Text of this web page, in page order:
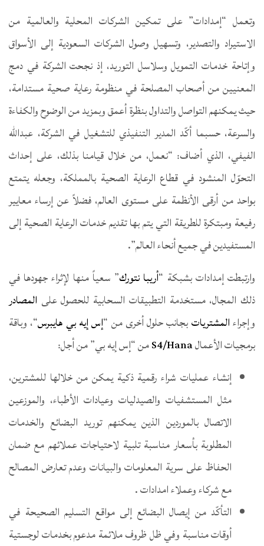
وتعمل “إمدادات” على تمكين الشركات المحلية والعالمية من
الاستيراد والتصدير، وتسهيل وصول الشركات السعودية إلى الأسواق
وإتاحة خدمات التمويل وسلاسل التوريد، إذ نجحت الشركة في دمج
المعنيين من أصحاب المصلحة في منظومة رعاية صحية مستدامة،
حيث يمكنهم التواصل والتداول بنظرة أعمق وبمزيد من الوضوح والكفاءة
والسرعة، حسبما أكّد المدير التنفيذي للتشغيل في الشركة، عبدالله
الفيفي، الذي أضاف: “نعمل، من خلال قيامنا بذلك، على إحداث
التحوّل المنشود في قطاع الرعاية الصحية بالمملكة، وجعله يتمتع
بواحد من أرقى الأنظمة على مستوى العالم، فضلاً عن إرساء معايير
رفيعة ومبتكرة للطريقة التي يتم بها تقديم خدمات الرعاية الصحية إلى
المستفيدين في جميع أنحاء العالم”.
وارتبطت إمدادات بشبكة “أريبا نتورك” سعياً منها لإثراء جهودها في
ذلك المجال، مستخدمة التطبيقات السحابية للحصول على المصادر
وإجراءالمشترياتبجانب حلول أخرى من “إس إيه بي هايبرس“، وباقة
برمجيات الأعمالS4/Hanaمن “إس إيه بي” من أجل:
إنشاء عمليات شراء رقمية ذكية يمكن من خلالها للمشترين،
مثل المستشفيات والصيدليات وعيادات الأطباء، والموزعين
الاتصال بالموردين الذين يمكنهم توريد البضائع والخدمات
المطلوبة بأسعار مناسبة تلبية لاحتياجات عملائهم مع ضمان
الحفاظ على سرية المعلومات والبيانات وعدم تعارض المصالح
مع شركاء وعملاء امدادات .
التأكّد من إيصال البضائع إلى مواقع التسليم الصحيحة في
أوقات مناسبة وفي ظل ظروف ملائمة مدعوم بخدمات لوجستية